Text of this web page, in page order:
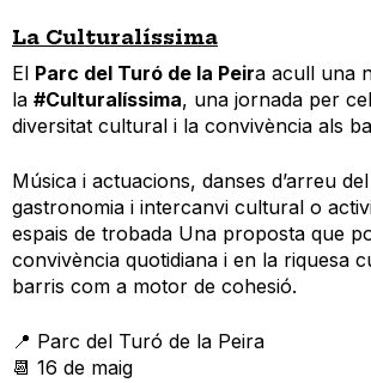
La Culturalíssima
El Parc del Turó de la Peira acull una
la #Culturalíssima, una jornada per
diversitat cultural i la convivència als
Música i actuacions, danses d’arreu
gastronomia i intercanvi cultural o
espais de trobada Una proposta que
convivència quotidiana i en la riquesa
barris com a motor de cohesió.
📍 Parc del Turó de la Peira
📆 16 de maig